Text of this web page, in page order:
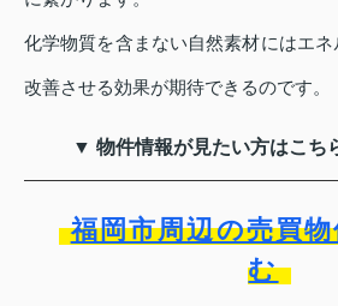
化学物質を含まない自然素材にはエ
改善させる効果が期待できるのです。
▼ 物件情報が見たい方はこち
福岡市周辺の売買
む